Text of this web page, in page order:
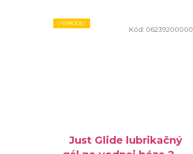
VÝPRODEJ
Just Glide lubrikačný
Kód: 06239200000